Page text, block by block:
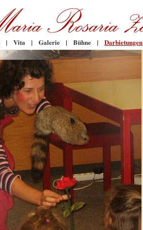
| Vita | Galerie | Bühne | Darbietungen